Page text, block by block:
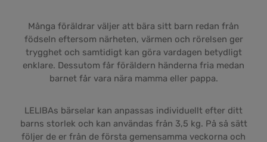
Många föräldrar väljer att bära sitt barn redan från
födseln eftersom närheten, värmen och rörelsen ger
trygghet och samtidigt kan göra vardagen betydligt
enklare. Dessutom får föräldern händerna fria medan
barnet får vara nära mamma eller pappa.
LELIBAs bärselar kan anpassas individuellt efter ditt
barns storlek och kan användas från 3,5 kg. På så sätt
följer de er från de första gemensamma veckorna och